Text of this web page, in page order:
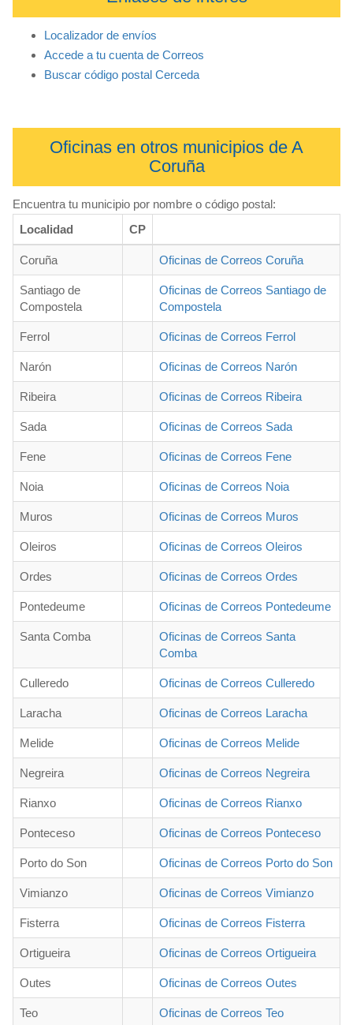
Localizador de envíos
Accede a tu cuenta de Correos
Buscar código postal Cerceda
Oficinas en otros municipios de A
Coruña
Encuentra tu municipio por nombre o código postal:
Localidad
CP
Coruña Oficinas de Correos Coruña
Santiago de
Compostela
Oficinas de Correos Santiago de
Compostela
Ferrol Oficinas de Correos Ferrol
Narón Oficinas de Correos Narón
Ribeira Oficinas de Correos Ribeira
Sada Oficinas de Correos Sada
Fene Oficinas de Correos Fene
Noia Oficinas de Correos Noia
Muros Oficinas de Correos Muros
Oleiros Oficinas de Correos Oleiros
Ordes Oficinas de Correos Ordes
Pontedeume Oficinas de Correos Pontedeume
Santa Comba
Oficinas de Correos Santa
Comba
Culleredo Oficinas de Correos Culleredo
Laracha Oficinas de Correos Laracha
Melide Oficinas de Correos Melide
Negreira Oficinas de Correos Negreira
Rianxo Oficinas de Correos Rianxo
Ponteceso Oficinas de Correos Ponteceso
Porto do Son Oficinas de Correos Porto do Son
Vimianzo Oficinas de Correos Vimianzo
Fisterra Oficinas de Correos Fisterra
Ortigueira Oficinas de Correos Ortigueira
Outes Oficinas de Correos Outes
Teo Oficinas de Correos Teo